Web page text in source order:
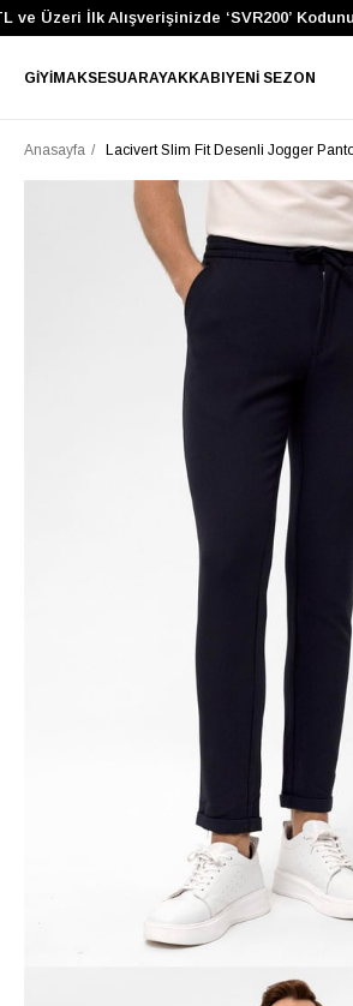
İlk Alışverişinizde ‘SVR200’ Kodunu
GIYIMAKSESUARAYAKKABIYENI SEZON
Anasayfa Lacivert Slim Fit Desenli Jogger